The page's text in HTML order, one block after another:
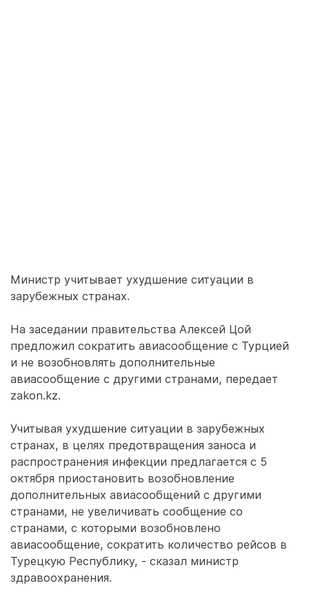
Министр учитывает ухудшение ситуации в
зарубежных странах.
На заседании правительства Алексей Цой
предложил сократить авиасообщение с Турцией
и не возобновлять дополнительные
авиасообщение с другими странами, передает
zakon.kz.
Учитывая ухудшение ситуации в зарубежных
странах, в целях предотвращения заноса и
распространения инфекции предлагается с 5
октября приостановить возобновление
дополнительных авиасообщений с другими
странами, не увеличивать сообщение со
странами, с которыми возобновлено
авиасообщение, сократить количество рейсов в
Турецкую Республику, - сказал министр
здравоохранения.